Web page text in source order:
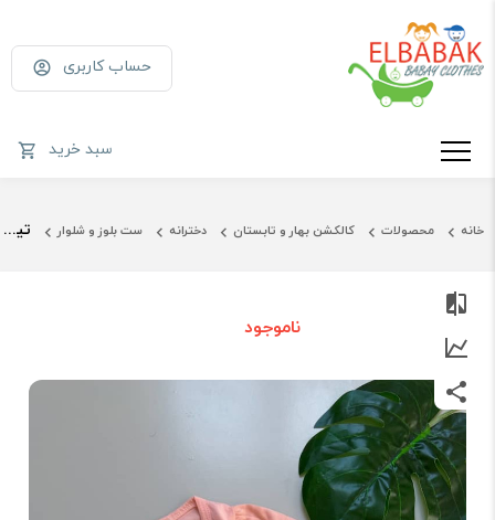
حساب کاربری
سبد خرید
خانه محصولات کالکشن بهار و تابستان دخترانه ست بلوز و شلوار تیشرت و ساق دخترونه
ناموجود